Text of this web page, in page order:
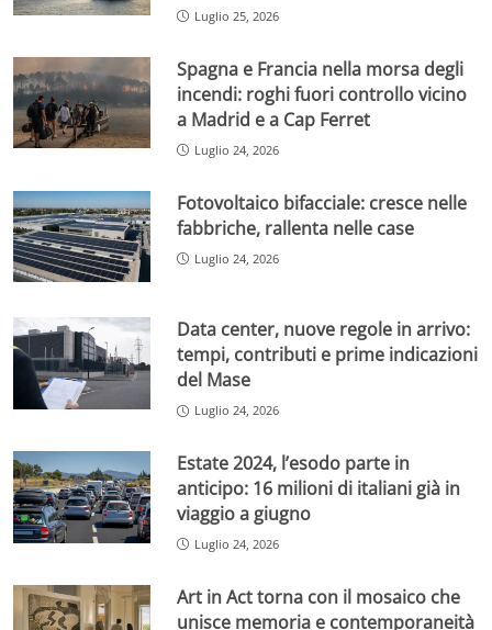
Luglio 25, 2026
Spagna e Francia nella morsa degli
incendi: roghi fuori controllo vicino
a Madrid e a Cap Ferret
Luglio 24, 2026
Fotovoltaico bifacciale: cresce nelle
fabbriche, rallenta nelle case
Luglio 24, 2026
Data center, nuove regole in arrivo:
tempi, contributi e prime indicazioni
del Mase
Luglio 24, 2026
Estate 2024, l’esodo parte in
anticipo: 16 milioni di italiani già in
viaggio a giugno
Luglio 24, 2026
Art in Act torna con il mosaico che
unisce memoria e contemporaneità